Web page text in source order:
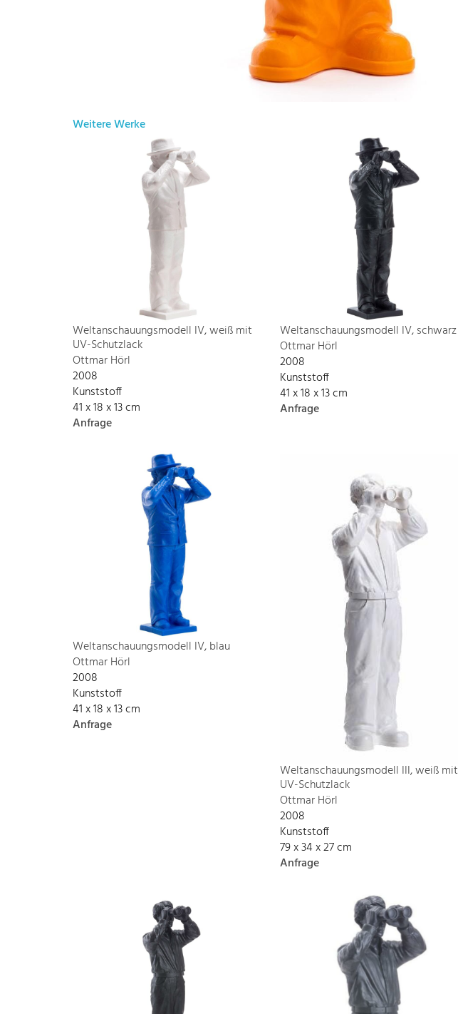
Weitere Werke
Weltanschauungsmodell IV, weiß mit
UV-Schutzlack
Ottmar Hörl
2008
Kunststoff
41 x 18 x 13 cm
Anfrage
Weltanschauungsmodell IV, schwarz
Ottmar Hörl
2008
Kunststoff
41 x 18 x 13 cm
Anfrage
Weltanschauungsmodell IV, blau
Ottmar Hörl
2008
Kunststoff
41 x 18 x 13 cm
Anfrage
Weltanschauungsmodell III, weiß mit
UV-Schutzlack
Ottmar Hörl
2008
Kunststoff
79 x 34 x 27 cm
Anfrage